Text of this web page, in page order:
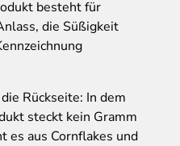
besteht für
die Süßigkeit
Rückseite: In dem
steckt kein Gramm
es aus Cornflakes und